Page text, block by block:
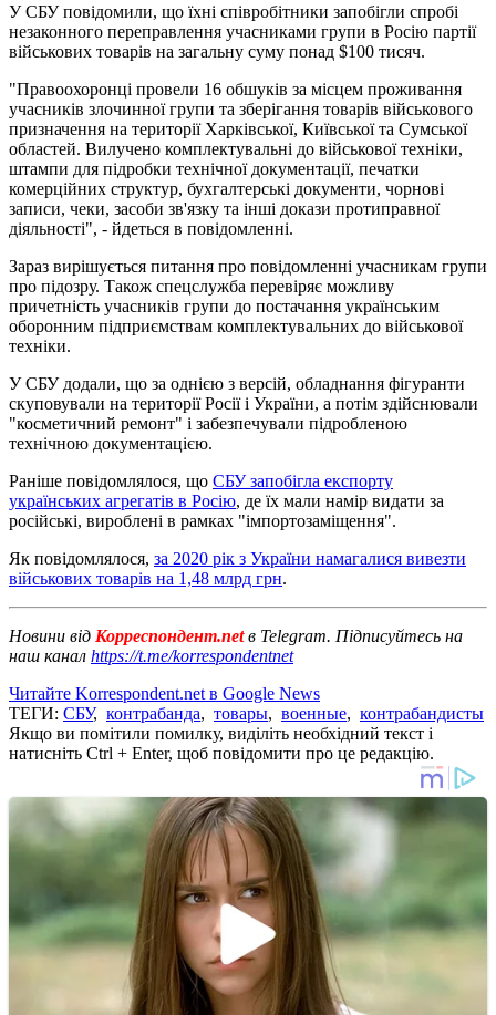
У СБУ повідомили, що їхні співробітники запобігли спробі
незаконного переправлення учасниками групи в Росію партії
військових товарів на загальну суму понад $100 тисяч.
"Правоохоронці провели 16 обшуків за місцем проживання
учасників злочинної групи та зберігання товарів військового
призначення на території Харківської, Київської та Сумської
областей. Вилучено комплектувальні до військової техніки,
штампи для підробки технічної документації, печатки
комерційних структур, бухгалтерські документи, чорнові
записи, чеки, засоби зв'язку та інші докази протиправної
діяльності", - йдеться в повідомленні.
Зараз вирішується питання про повідомленні учасникам групи
про підозру. Також спецслужба перевіряє можливу
причетність учасників групи до постачання українським
оборонним підприємствам комплектувальних до військової
техніки.
У СБУ додали, що за однією з версій, обладнання фігуранти
скуповували на території Росії і України, а потім здійснювали
"косметичний ремонт" і забезпечували підробленою
технічною документацією.
Раніше повідомлялося, що СБУ запобігла експорту
українських агрегатів в Росію, де їх мали намір видати за
російські, вироблені в рамках "імпортозаміщення".
Як повідомлялося, за 2020 рік з України намагалися вивезти
військових товарів на 1,48 млрд грн.
Новини від Корреспондент.netв Telegram. Підписуйтесь на
наш канал https://t.me/korrespondentnet
Читайте Korrespondent.net в Google News
ТЕГИ: СБУ, контрабанда, товары, военные, контрабандисты
Якщо ви помітили помилку, виділіть необхідний текст і
натисніть Ctrl + Enter, щоб повідомити про це редакцію.